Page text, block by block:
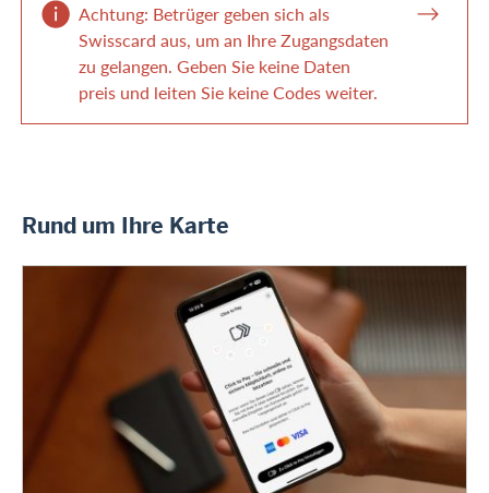
Achtung: Betrüger geben sich als
Swisscard aus, um an Ihre Zugangsdaten
zu gelangen. Geben Sie keine Daten
preis und leiten Sie keine Codes weiter.
Rund um Ihre Karte